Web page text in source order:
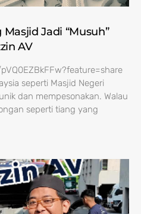
Jadi “Musuh”
AV
seperti Masjid Negeri
dan mempesonakan. Walau
seperti tiang yang